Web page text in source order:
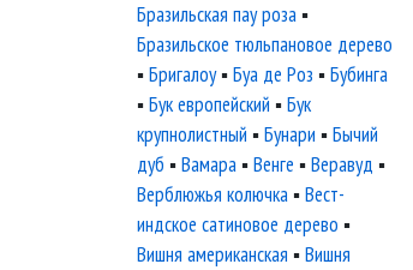
Бразильская пау роза ▪
Бразильское тюльпановое дерево
▪Бригалоу▪Буа де Роз ▪Бубинга
▪Бук европейский ▪Бук
крупнолистный ▪Бунари ▪Бычий
дуб ▪Вамара ▪Венге ▪Веравуд ▪
Верблюжья колючка ▪Вест-
индское сатиновое дерево ▪
Вишня американская ▪Вишня